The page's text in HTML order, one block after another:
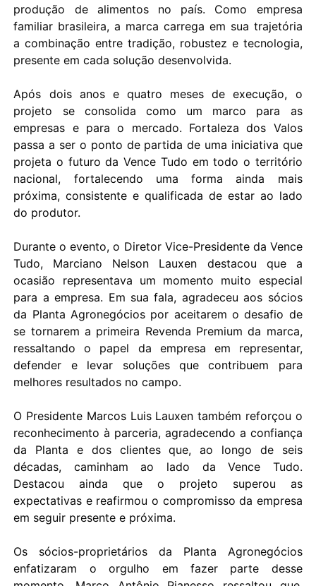
produção de alimentos no país. Como empresa
familiar brasileira, a marca carrega em sua trajetória
a combinação entre tradição, robustez e tecnologia,
presente em cada solução desenvolvida.
Após dois anos e quatro meses de execução, o
projeto se consolida como um marco para as
empresas e para o mercado. Fortaleza dos Valos
passa a ser o ponto de partida de uma iniciativa que
projeta o futuro da Vence Tudo em todo o território
nacional, fortalecendo uma forma ainda mais
próxima, consistente e qualificada de estar ao lado
do produtor.
Durante o evento, o Diretor Vice-Presidente da Vence
Tudo, Marciano Nelson Lauxen destacou que a
ocasião representava um momento muito especial
para a empresa. Em sua fala, agradeceu aos sócios
da Planta Agronegócios por aceitarem o desafio de
se tornarem a primeira Revenda Premium da marca,
ressaltando o papel da empresa em representar,
defender e levar soluções que contribuem para
melhores resultados no campo.
O Presidente Marcos Luis Lauxen também reforçou o
reconhecimento à parceria, agradecendo a confiança
da Planta e dos clientes que, ao longo de seis
décadas, caminham ao lado da Vence Tudo.
Destacou ainda que o projeto superou as
expectativas e reafirmou o compromisso da empresa
em seguir presente e próxima.
Os sócios-proprietários da Planta Agronegócios
enfatizaram o orgulho em fazer parte desse